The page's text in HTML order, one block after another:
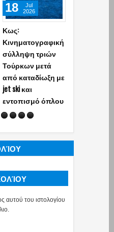
Κως:
Κινηματογραφική
σύλληψη τριών
Τούρκων μετά
από καταδίωξη με
jet ski και
εντοπισμό όπλου
18
Jul
2026
αυτού του ιστολογίου